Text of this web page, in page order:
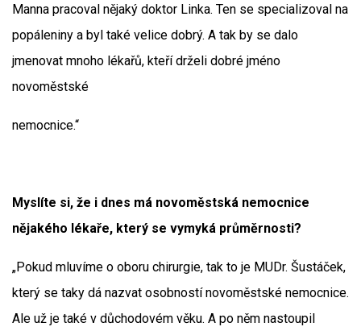
Manna pracoval nějaký doktor Linka. Ten se specializoval na
popáleniny a byl také velice dobrý. A tak by se dalo
jmenovat mnoho lékařů, kteří drželi dobré jméno
novoměstské
nemocnice.“
Myslíte si, že i dnes má novoměstská nemocnice
nějakého lékaře, který se vymyká průměrnosti?
„Pokud mluvíme o oboru chirurgie, tak to je MUDr. Šustáček,
který se taky dá nazvat osobností novoměstské nemocnice.
Ale už je také v důchodovém věku. A po něm nastoupil